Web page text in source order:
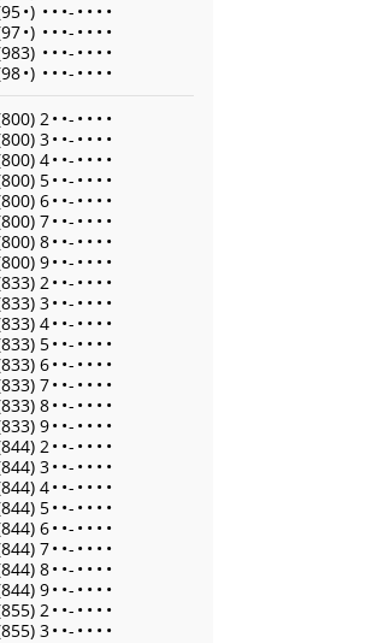
•) • • •- • • • •
•) • • •- • • • •
• • •- • • • •
•) • • •- • • • •
2• •- • • • •
3• •- • • • •
4• •- • • • •
5• •- • • • •
6• •- • • • •
7• •- • • • •
8• •- • • • •
9• •- • • • •
2• •- • • • •
3• •- • • • •
4• •- • • • •
5• •- • • • •
6• •- • • • •
7• •- • • • •
8• •- • • • •
9• •- • • • •
2• •- • • • •
3• •- • • • •
4• •- • • • •
5• •- • • • •
6• •- • • • •
7• •- • • • •
8• •- • • • •
9• •- • • • •
2• •- • • • •
3• •- • • • •